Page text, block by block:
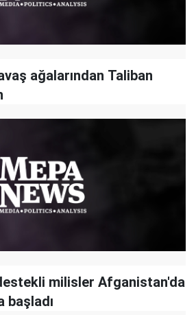
ağalarından Taliban
milisler Afganistan'da
başladı